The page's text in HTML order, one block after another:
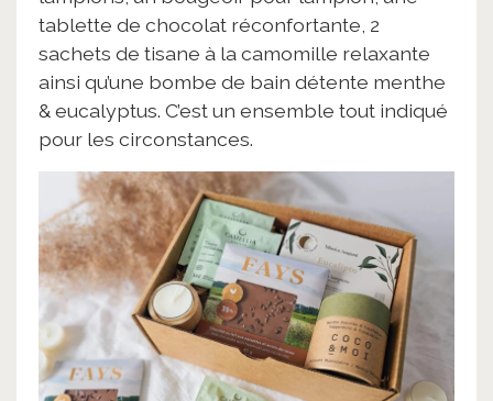
tablette de chocolat réconfortante, 2
sachets de tisane à la camomille relaxante
ainsi qu’une bombe de bain détente menthe
& eucalyptus. C’est un ensemble tout indiqué
pour les circonstances.